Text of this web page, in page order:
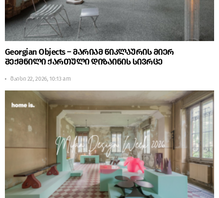
Georgian Objects – მარიამ წიკლაურის მიერ
შექმნილი ქართული დიზაინის სივრცე
მაისი 22, 2026, 10:13 am